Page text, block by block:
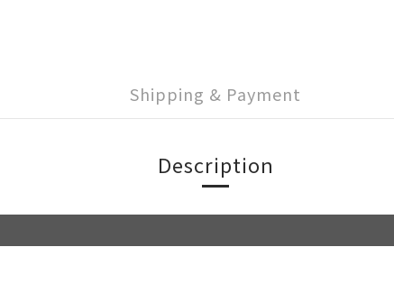
Shipping & Payment
Description